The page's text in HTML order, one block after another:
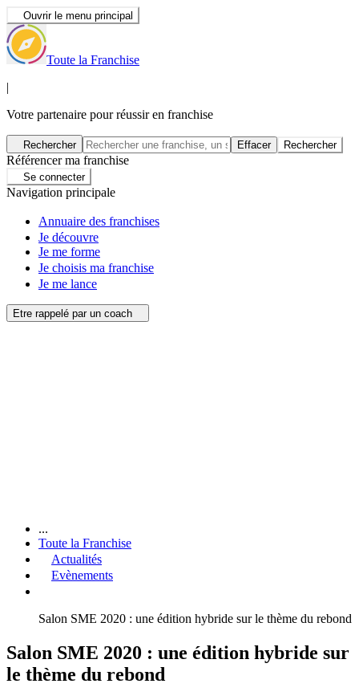
Ouvrir le menu principal
Toute la Franchise
|
Votre partenaire pour réussir en franchise
Rechercher Effacer Rechercher
Référencer ma franchise
Se connecter
Navigation principale
Annuaire des franchises
Je découvre
Je me forme
Je choisis ma franchise
Je me lance
Etre rappelé par un coach
...
Toute la Franchise
Actualités
Evènements
Salon SME 2020 : une édition hybride sur le thème du rebond
Salon SME 2020 : une édition hybride sur
le thème du rebond